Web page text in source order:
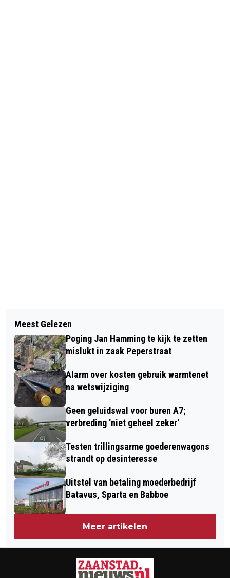
TECHCOURT ZAANDAM LEVERT TIEN
NIEUWKOMERS IN DE TECHNIEK AF
WIJKERTUNNEL VIER WEKEN DICHT
VOOR VERVANGING VENTILATIE
Meest Gelezen
Poging Jan Hamming te kijk te zetten
mislukt in zaak Peperstraat
Alarm over kosten gebruik warmtenet
na wetswijziging
Geen geluidswal voor buren A7;
verbreding 'niet geheel zeker'
Testen trillingsarme goederenwagons
strandt op desinteresse
Uitstel van betaling moederbedrijf
Batavus, Sparta en Babboe
Meer artikelen